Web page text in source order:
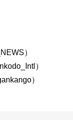
）
）
）